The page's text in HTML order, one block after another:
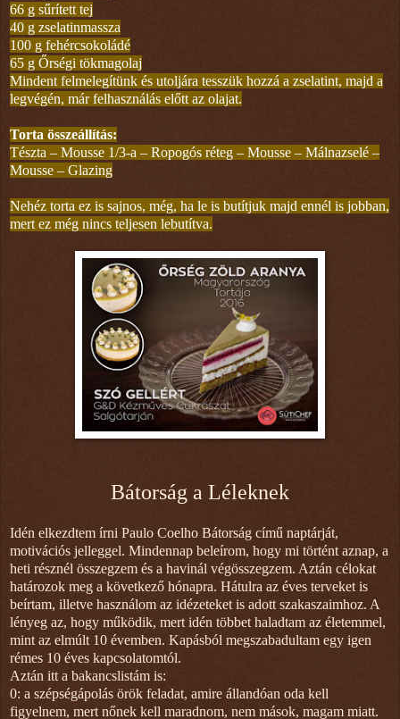
66 g sűrített tej
40 g zselatinmassza
100 g fehércsokoládé
65 g Őrségi tökmagolaj
Mindent felmelegítünk és utoljára tesszük hozzá a zselatint, majd a
legvégén, már felhasználás előtt az olajat.
Torta összeállítás:
Tészta – Mousse 1/3-a – Ropogós réteg – Mousse – Málnazselé –
Mousse – Glazing
Nehéz torta ez is sajnos, még, ha le is butítjuk majd ennél is jobban,
mert ez még nincs teljesen lebutítva.
Bátorság a Léleknek
Idén elkezdtem írni Paulo Coelho Bátorság című naptárját,
motivációs jelleggel. Mindennap beleírom, hogy mi történt aznap, a
heti résznél összegzem és a havinál végösszegzem. Aztán célokat
határozok meg a következő hónapra. Hátulra az éves terveket is
beírtam, illetve használom az idézeteket is adott szakaszaimhoz. A
lényeg az, hogy működik, mert idén többet haladtam az életemmel,
mint az elmúlt 10 évemben. Kapásból megszabadultam egy igen
rémes 10 éves kapcsolatomtól.
Aztán itt a bakancslistám is:
0: a szépségápolás örök feladat, amire állandóan oda kell
figyelnem, mert nőnek kell maradnom, nem mások, magam miatt.